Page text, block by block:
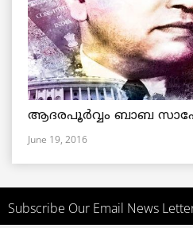
ആദരപൂര്‍വ്വം ബാബ
June 19, 2016
Subscribe Our Email News